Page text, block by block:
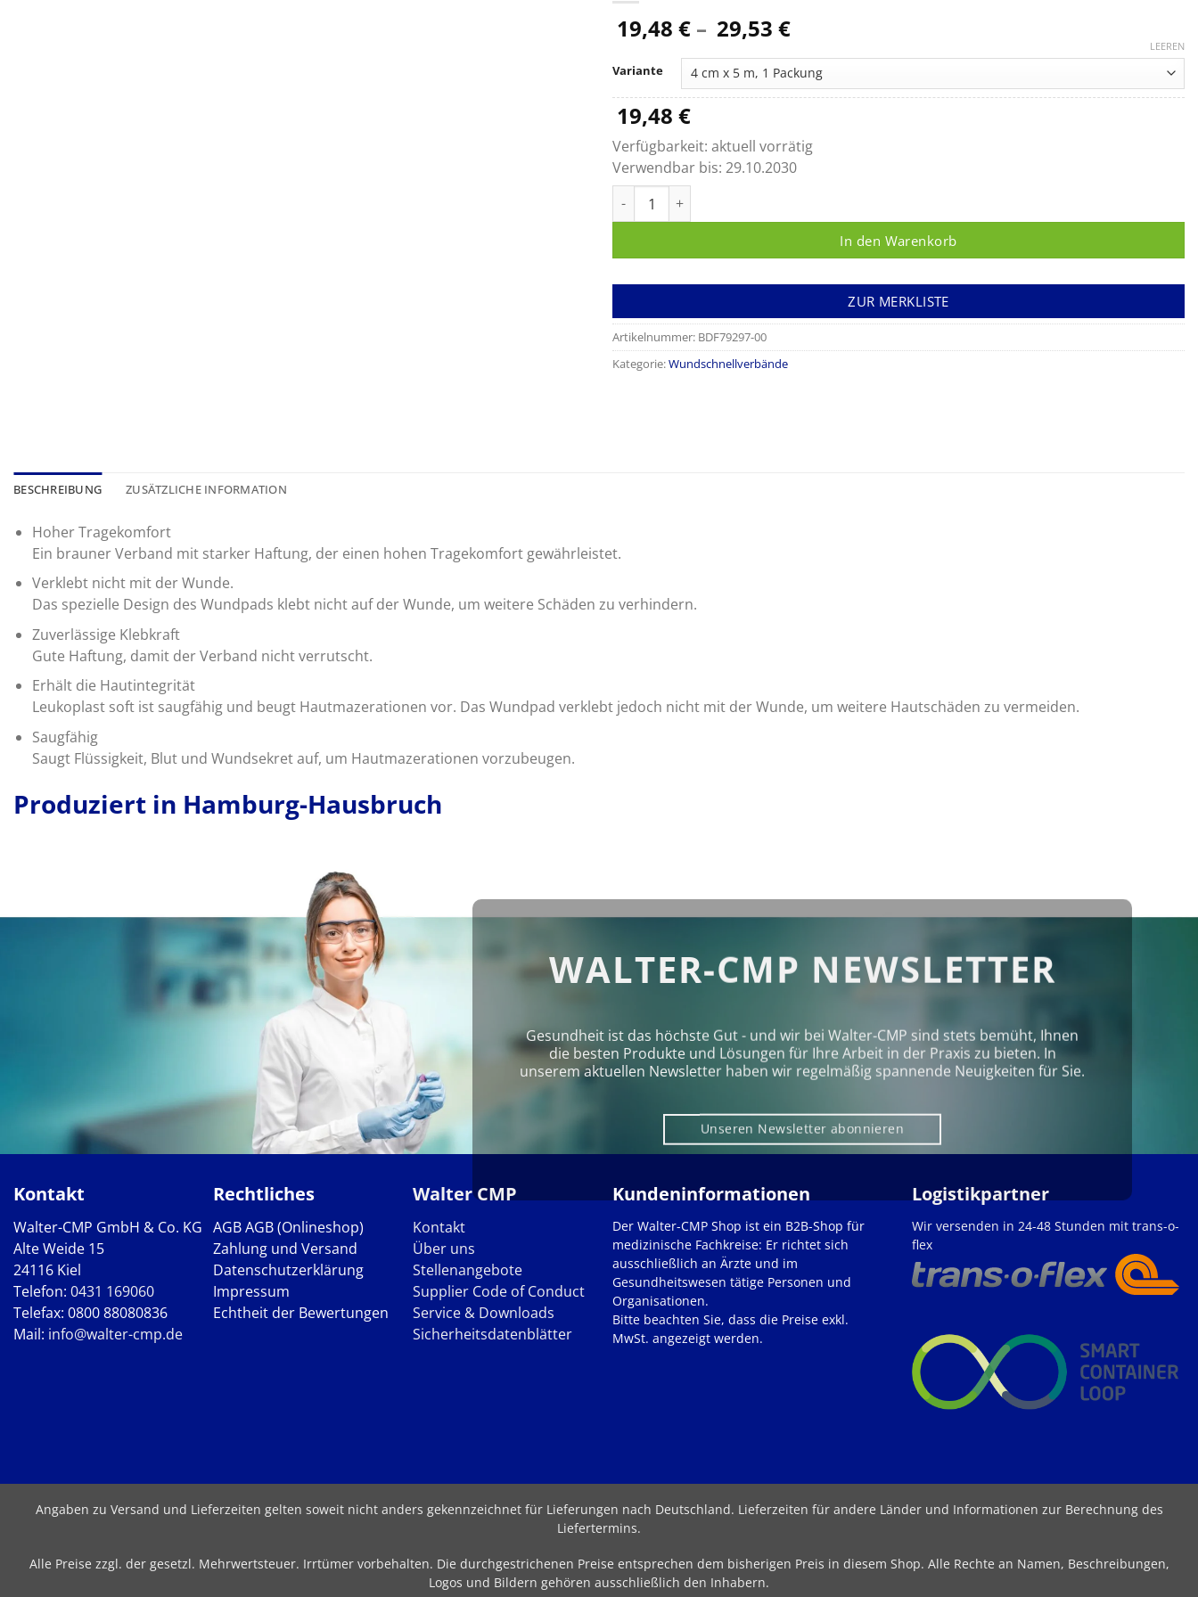
19,48 € – 29,53 €Preisspanne:
bis
29,53 €
Variante
LEEREN
19,48 €
Verfügbarkeit: aktuell vorrätig
Verwendbar bis: 29.10.2030
In den Warenkorb
ZUR MERKLISTE
Artikelnummer: BDF79297-00
Kategorie:Wundschnellverbände
BESCHREIBUNG ZUSÄTZLICHE INFORMATION
Hoher Tragekomfort
Ein brauner Verband mit starker Haftung, der einen hohen Tragekomfort gewährleistet.
Verklebt nicht mit der Wunde.
Das spezielle Design des Wundpads klebt nicht auf der Wunde, um weitere Schäden zu verhindern.
Zuverlässige Klebkraft
Gute Haftung, damit der Verband nicht verrutscht.
Erhält die Hautintegrität
Leukoplast soft ist saugfähig und beugt Hautmazerationen vor. Das Wundpad verklebt jedoch nicht mit der Wunde, um weitere Hautschäden zu vermeiden.
Saugfähig
Saugt Flüssigkeit, Blut und Wundsekret auf, um Hautmazerationen vorzubeugen.
Produziert in Hamburg-Hausbruch
WALTER-CMP NEWSLETTER
Gesundheit ist das höchste Gut - und wir bei Walter‑CMP sind stets bemüht, Ihnen
die besten Produkte und Lösungen für Ihre Arbeit in der Praxis zu bieten. In
unserem aktuellen Newsletter haben wir regelmäßig spannende Neuigkeiten für Sie.
Unseren Newsletter abonnieren
Kontakt
Walter-CMP GmbH & Co. KG
Alte Weide 15
24116 Kiel
Telefon: 0431 169060
Telefax: 0800 88080836
Mail: info@walter-cmp.de
Rechtliches
AGBAGB (Onlineshop)
Zahlung und Versand
Datenschutzerklärung
Impressum
Echtheit der Bewertungen
Walter CMP
Kontakt
Über uns
Stellenangebote
Supplier Code of Conduct
Service & Downloads
Sicherheitsdatenblätter
Kundeninformationen
Der Walter-CMP Shop ist ein B2B-Shop für
medizinische Fachkreise: Er richtet sich
ausschließlich an Ärzte und im
Gesundheitswesen tätige Personen und
Organisationen.
Bitte beachten Sie, dass die Preise exkl.
MwSt. angezeigt werden.
Logistikpartner
Wir versenden in 24-48 Stunden mit trans-o-
flex
Angaben zu Versand und Lieferzeiten gelten soweit nicht anders gekennzeichnet für Lieferungen nach Deutschland. Lieferzeiten für andere Länder und Informationen zur Berechnung des
Liefertermins.
Alle Preise zzgl. der gesetzl. Mehrwertsteuer. Irrtümer vorbehalten. Die durchgestrichenen Preise entsprechen dem bisherigen Preis in diesem Shop. Alle Rechte an Namen, Beschreibungen,
Logos und Bildern gehören ausschließlich den Inhabern.